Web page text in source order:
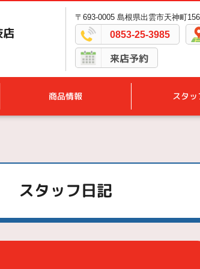
店
〒693-0005 島根県出雲市天神町
0853-25-3985
来店予約
商品情報 スタ
スタッフ日記